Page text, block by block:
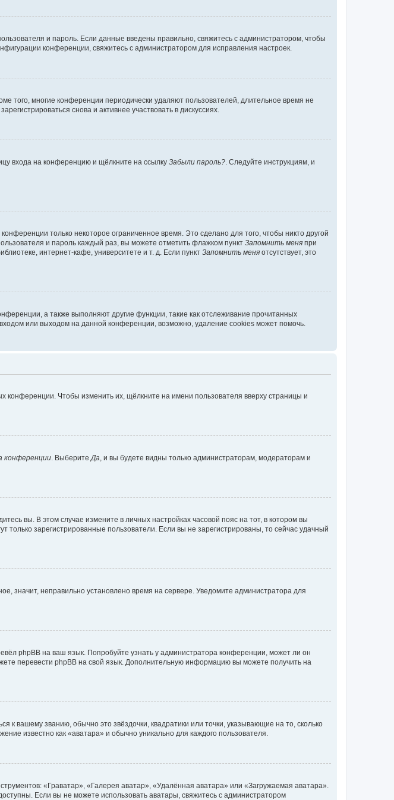
и пароль. Если данные введены правильно, свяжитесь с администратором, чтобы
конференции, свяжитесь с администратором для исправления настроек.
того, многие конференции периодически удаляют пользователей, длительное время не
снова и активнее участвовать в дискуссиях.
входа на конференцию и щёлкните на ссылку Забыли пароль? . Следуйте инструкциям, и
только некоторое ограниченное время. Это сделано для того, чтобы никто другой
и пароль каждый раз, вы можете отметить флажком пункт Запомнить меня при
интернет-кафе, университете и т. д. Если пункт Запомнить меня отсутствует, это
а также выполняют другие функции, такие как отслеживание прочитанных
или выходом на данной конференции, возможно, удаление cookies может помочь.
конференции. Чтобы изменить их, щёлкните на имени пользователя вверху страницы и
конференции . Выберите Да , и вы будете видны только администраторам, модераторам и
вы. В этом случае измените в личных настройках часовой пояс на тот, в котором вы
только зарегистрированные пользователи. Если вы не зарегистрированы, то сейчас удачный
значит, неправильно установлено время на сервере. Уведомите администратора для
phpBB на ваш язык. Попробуйте узнать у администратора конференции, может ли он
перевести phpBB на свой язык. Дополнительную информацию вы можете получить на
к вашему званию, обычно это звёздочки, квадратики или точки, указывающие на то, сколько
известно как «аватара» и обычно уникально для каждого пользователя.
«Граватар», «Галерея аватар», «Удалённая аватара» или «Загружаемая аватара».
Если вы не можете использовать аватары, свяжитесь с администратором